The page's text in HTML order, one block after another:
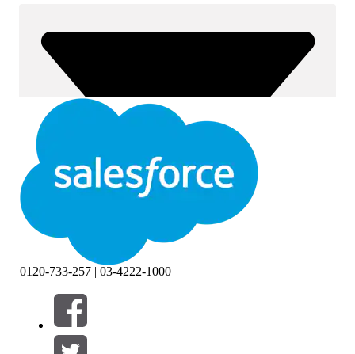
絞り込み条件 (0)
絞り込み条件を選択
0120-733-257 | 03-4222-1000